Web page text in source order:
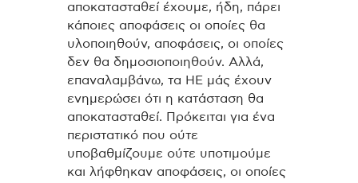
αποκατασταθεί έχουμε, ήδη, πάρει
κάποιες αποφάσεις οι οποίες θα
υλοποιηθούν, αποφάσεις, οι οποίες
δεν θα δημοσιοποιηθούν. Αλλά,
επαναλαμβάνω, τα ΗΕ μάς έχουν
ενημερώσει ότι η κατάσταση θα
αποκατασταθεί. Πρόκειται για ένα
περιστατικό που ούτε
υποβαθμίζουμε ούτε υποτιμούμε
και λήφθηκαν αποφάσεις, οι οποίες